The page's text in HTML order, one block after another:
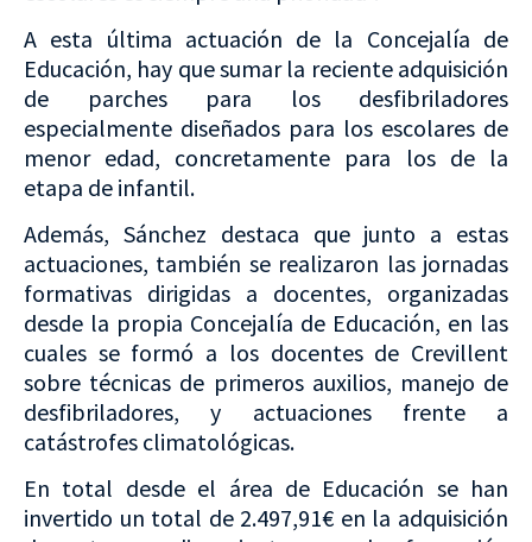
A esta última actuación de la Concejalía de
Educación, hay que sumar la reciente adquisición
de parches para los desfibriladores
especialmente diseñados para los escolares de
menor edad, concretamente para los de la
etapa de infantil.
Además, Sánchez destaca que junto a estas
actuaciones, también se realizaron las jornadas
formativas dirigidas a docentes, organizadas
desde la propia Concejalía de Educación, en las
cuales se formó a los docentes de Crevillent
sobre técnicas de primeros auxilios, manejo de
desfibriladores, y actuaciones frente a
catástrofes climatológicas.
En total desde el área de Educación se han
invertido un total de 2.497,91€ en la adquisición